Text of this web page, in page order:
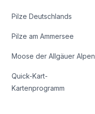
Pilze Deutschlands
Pilze am Ammersee
Moose der Allgäuer Alpen
Quick-Kart-
Kartenprogramm